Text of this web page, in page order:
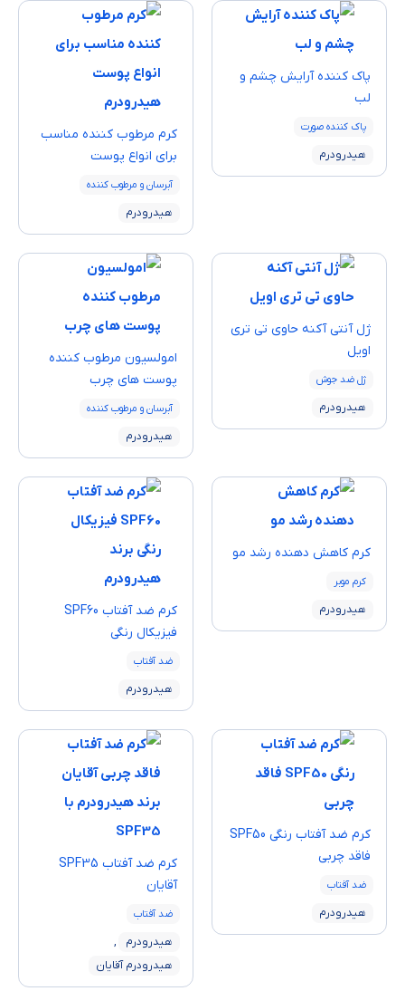
پاک كننده آرايش چشم و
لب
پاک کننده صورت
هیدرودرم
کرم مرطوب ‌کننده مناسب
برای انواع پوست
آبرسان و مرطوب کننده
هیدرودرم
ژل آنتی آکنه حاوی تی تری
اویل
ژل ضد جوش
هیدرودرم
امولسيون مرطوب كننده
پوست های چرب
آبرسان و مرطوب کننده
هیدرودرم
كرم كاهش دهنده رشد مو
کرم موبر
هیدرودرم
كرم ضد آفتاب SPF60
فيزيكال رنگی
ضد آفتاب
هیدرودرم
كرم ضد آفتاب رنگی SPF50
فاقد چربی
ضد آفتاب
هیدرودرم
كرم ضد آفتاب SPF35
آقايان
ضد آفتاب
هیدرودرم
,
هیدرودرم آقایان